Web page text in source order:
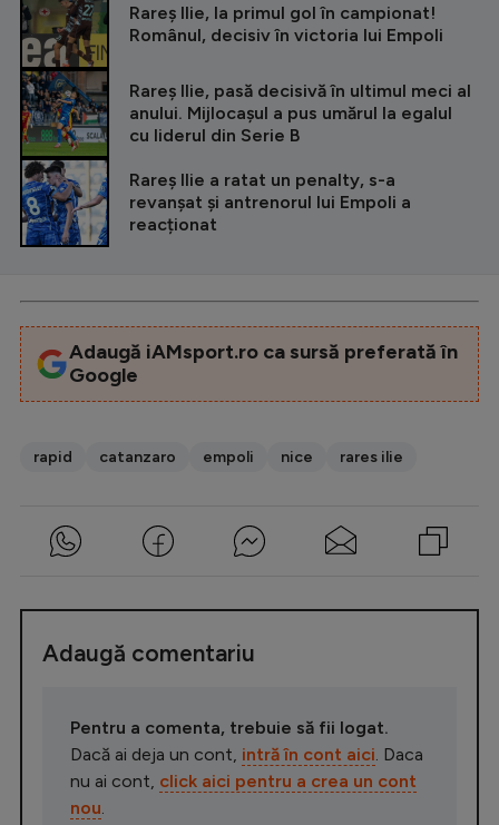
Rareș Ilie, la primul gol în campionat!
Românul, decisiv în victoria lui Empoli
Rareș Ilie, pasă decisivă în ultimul meci al
anului. Mijlocașul a pus umărul la egalul
cu liderul din Serie B
Rareș Ilie a ratat un penalty, s-a
revanșat și antrenorul lui Empoli a
reacționat
Adaugă iAMsport.ro ca sursă preferată în
Google
rapid catanzaro empoli nice rares ilie
Adaugă comentariu
Pentru a comenta, trebuie să fii logat.
Dacă ai deja un cont, intră în cont aici . Daca
nu ai cont, click aici pentru a crea un cont
nou